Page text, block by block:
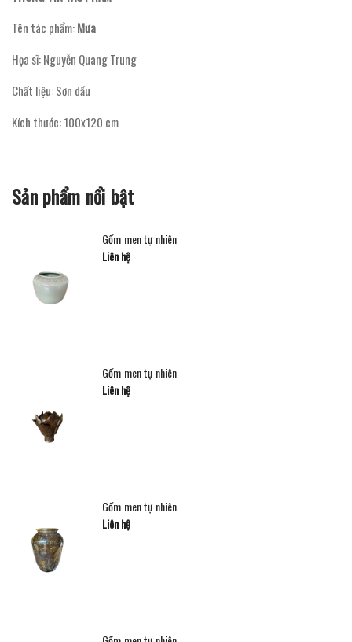
Tên tác phẩm:Mưa
Họa sĩ: Nguyễn Quang Trung
Chất liệu: Sơn dầu
Kích thước: 100x120 cm
Sản phẩm nổi bật
Gốm men tự nhiên
Liên hệ
Gốm men tự nhiên
Liên hệ
Gốm men tự nhiên
Liên hệ